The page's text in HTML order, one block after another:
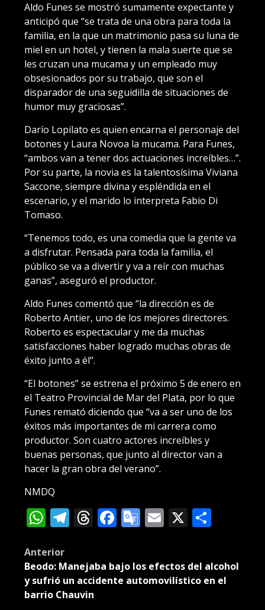
Aldo Funes se mostró sumamente expectante y
anticipó que “se trata de una obra para toda la
familia, en la que un matrimonio pasa su luna de
miel en un hotel, y tienen la mala suerte que se
les cruzan una mucama y un empleado muy
obsesionados por su trabajo, que son el
disparador de una seguidilla de situaciones de
humor muy graciosas”.
Darío Lopilato es quien encarna el personaje del
botones y Laura Novoa la mucama. Para Funes,
“ambos van a tener dos actuaciones increíbles…”.
Por su parte, la novia es la talentosísima Viviana
Saccone, siempre divina y espléndida en el
escenario, y el marido lo interpreta Fabio Di
Tomaso.
“Tenemos todo, es una comedia que la gente va
a disfrutar. Pensada para toda la familia, el
público se va a divertir y va a reír con muchas
ganas”, aseguró el productor.
Aldo Funes comentó que “la dirección es de
Roberto Antier, uno de los mejores directores.
Roberto es espectacular y me da muchas
satisfacciones haber logrado muchas obras de
éxito junto a él”.
“El botones” se estrena el próximo 5 de enero en
el Teatro Provincial de Mar del Plata, por lo que
Funes remató diciendo que “va a ser uno de los
éxitos más importantes de mi carrera como
productor. Son cuatro actores increíbles y
buenas personas, que junto al director van a
hacer la gran obra del verano”.
NMDQ
WhatsApp
Telegram
Threads
Facebook
Google
Email
X
Post
navigation
Anterior
Beodo: Manejaba bajo los efectos del alcohol
y sufrió un accidente automovilístico en el
barrio Chauvin